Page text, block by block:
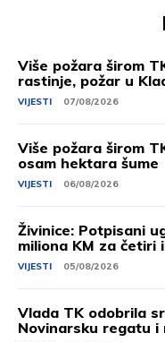
Više požara širom
rastinje, požar u
VIJESTI 07/08/2026
Više požara širom
osam hektara šume
VIJESTI 06/08/2026
Živinice: Potpisani
miliona KM za
VIJESTI 05/08/2026
Vlada TK odobrila
Novinarsku regatu i